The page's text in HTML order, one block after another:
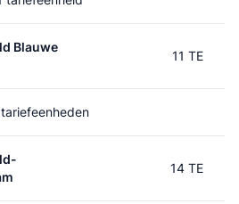
Blauwe
11 TE
14 TE